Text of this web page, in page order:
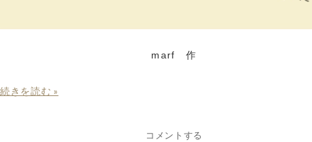
marf 作
続きを読む »
コメントする